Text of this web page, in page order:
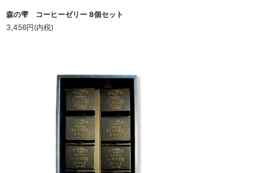
森の雫 コーヒーゼリー 8個セット
3,456円(内税)